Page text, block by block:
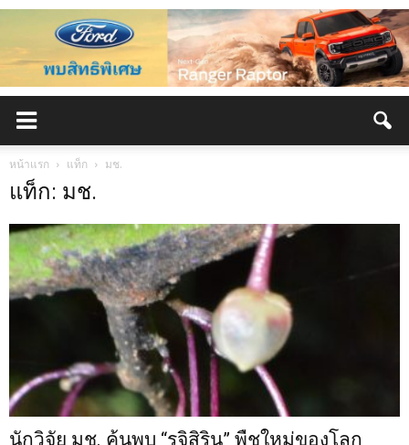
หน้าแรก แท็ก มช.
แท็ก: มช.
นักวิจัย มช. ค้นพบ “รุจิสิริน” พืชใหม่ของโลก